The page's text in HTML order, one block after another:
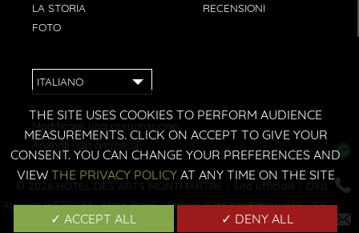
LA STORIA
FOTO
RECENSIONI
ITALIANO
Modificare una prenotazione
Animali non ammessi
© 2026 HÔTEL DES ARTS MONTMARTRE - Sito ufficiale - Design:
Agence WEBCOM-Note legali-Politique de confidentialité-Gestione
dei cookie
THE SITE USES COOKIES TO PERFORM AUDIENCE
MEASUREMENTS. CLICK ON ACCEPT TO GIVE YOUR
CONSENT. YOU CAN CHANGE YOUR PREFERENCES AND
VIEW THE PRIVACY POLICYAT ANY TIME ON THE SITE
✓ ACCEPT ALL ✓ DENY ALL